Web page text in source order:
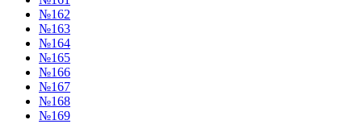
№162
№163
№164
№165
№166
№167
№168
№169